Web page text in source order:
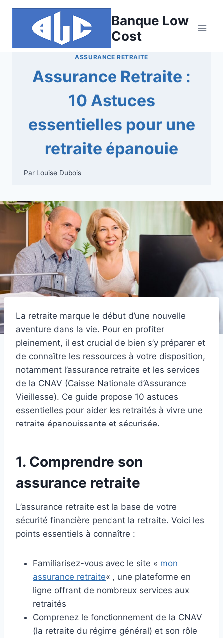
Aller
Banque Low
Cost
ASSURANCE RETRAITE
Assurance Retraite :
10 Astuces
essentielles pour une
retraite épanouie
Par Louise Dubois
La retraite marque le début d’une nouvelle
aventure dans la vie. Pour en profiter
pleinement, il est crucial de bien s’y préparer et
de connaître les ressources à votre disposition,
notamment l’assurance retraite et les services
de la CNAV (Caisse Nationale d’Assurance
Vieillesse). Ce guide propose 10 astuces
essentielles pour aider les retraités à vivre une
retraite épanouissante et sécurisée.
1. Comprendre son
assurance retraite
L’assurance retraite est la base de votre
sécurité financière pendant la retraite. Voici les
points essentiels à connaître :
Familiarisez-vous avec le site « mon
assurance retraite« , une plateforme en
ligne offrant de nombreux services aux
retraités
Comprenez le fonctionnement de la CNAV
(la retraite du régime général) et son rôle